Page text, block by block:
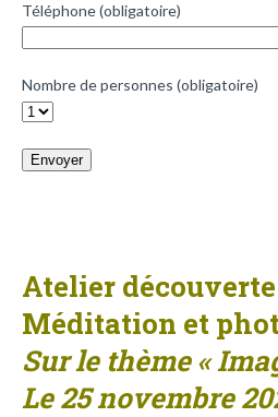
Téléphone (obligatoire)
Nombre de personnes (obligatoire)
Atelier découverte
Méditation et
Sur le thème «
Le 25 novembre